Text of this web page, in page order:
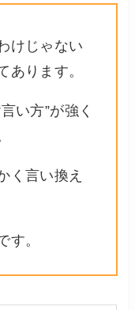
けじゃない
あります。
い方”が強く
く言い換え
す。